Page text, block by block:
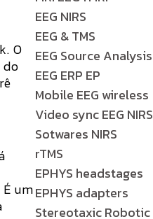
O
um
EEG NIRS
EEG & TMS
EEG Source Analysis
EEG ERP EP
Mobile EEG wireless
Video sync EEG NIRS
Sotwares NIRS
rTMS
EPHYS headstages
EPHYS adapters
Stereotaxic Robotic